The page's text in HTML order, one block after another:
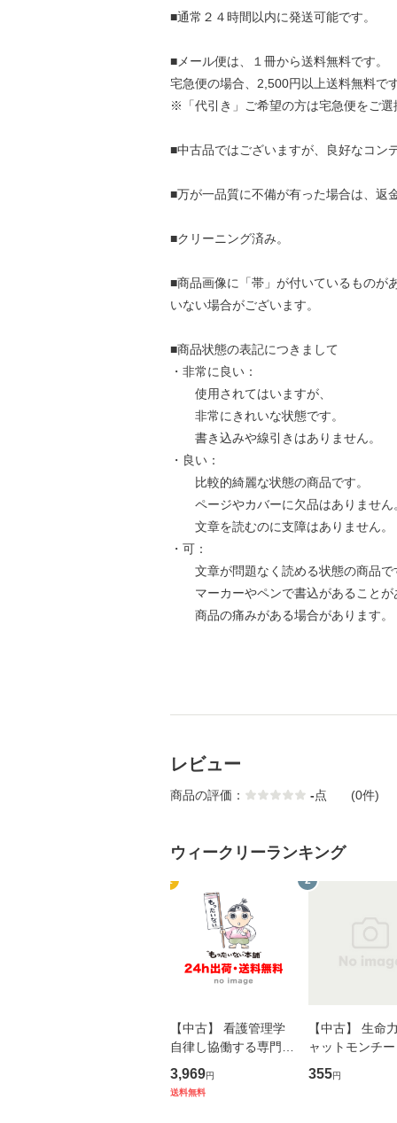
■通常２４時間以内に発送可能です。
■メール便は、１冊から送料無料です。
宅急便の場合、2,500円以上送料無料で
※「代引き」ご希望の方は宅急便をご選
■中古品ではございますが、良好なコン
■万が一品質に不備が有った場合は、返
■クリーニング済み。
■商品画像に「帯」が付いているものが
いない場合がございます。
■商品状態の表記につきまして
・非常に良い：
使用されてはいますが、
非常にきれいな状態です。
書き込みや線引きはありません。
・良い：
比較的綺麗な状態の商品です。
ページやカバーに欠品はありません
文章を読むのに支障はありません。
・可：
文章が問題なく読める状態の商品で
マーカーやペンで書込があることが
商品の痛みがある場合があります。
レビュー
商品の評価： -点 (0件)
ウィークリーランキング
1
【中古】 看護管理学
自律し協働する専門職
の看護マネジメントス
キル 改訂第3版 (看護
3,969円
送料無料
2
【中古】 生命
ャットモンチ
ーンレコード
【メール便送
355円